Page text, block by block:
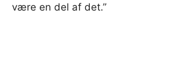
være en del af det.”